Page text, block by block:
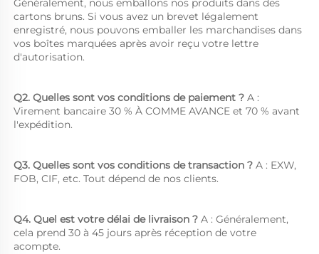
Généralement, nous emballons nos produits dans des
cartons bruns. Si vous avez un brevet légalement
enregistré, nous pouvons emballer les marchandises dans
vos boîtes marquées après avoir reçu votre lettre
d'autorisation.
Q2. Quelles sont vos conditions de paiement ? A :
Virement bancaire 30 % À COMME AVANCE et 70 % avant
l'expédition.
Q3. Quelles sont vos conditions de transaction ? A : EXW,
FOB, CIF, etc. Tout dépend de nos clients.
Q4. Quel est votre délai de livraison ? A : Généralement,
cela prend 30 à 45 jours après réception de votre
acompte.